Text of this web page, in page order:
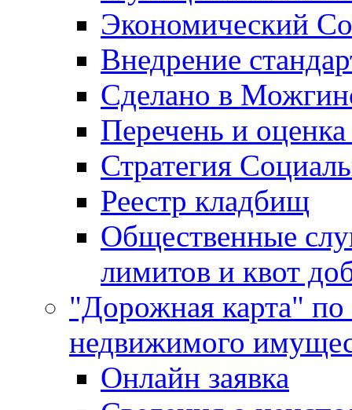
Экономический
Внедрение
Сделано в
Перечень и
Стратегия
Реестр кладбищ
Общественные
лимитов и квот
"Дорожная карта"
недвижимого
Онлайн заявка